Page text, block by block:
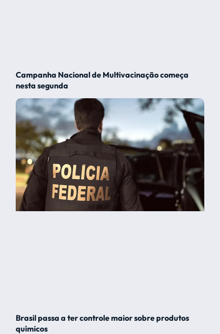
Campanha Nacional de Multivacinação começa
nesta segunda
Brasil passa a ter controle maior sobre produtos
químicos